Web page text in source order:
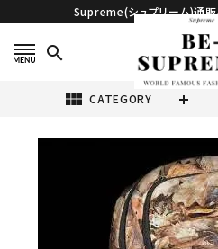
Supreme(シュプリーム)通
search
view_module CATEGORY